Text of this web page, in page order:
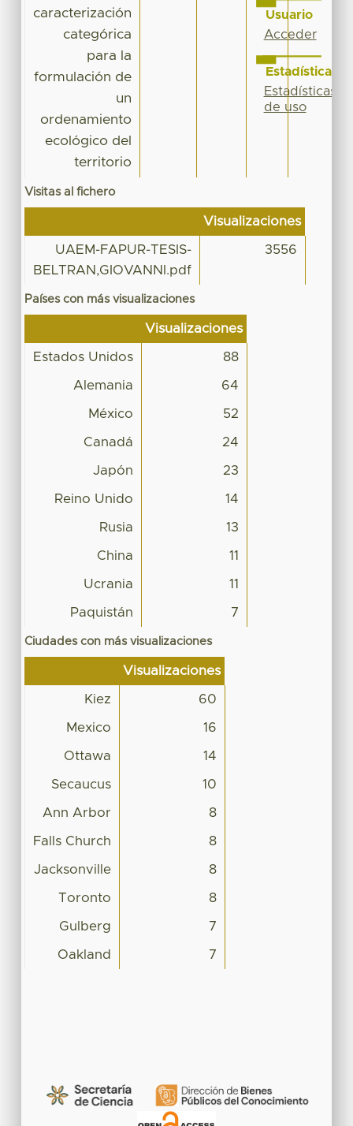
caracterización
categórica
para la
formulación de
un
ordenamiento
ecológico del
territorio
Visitas al fichero
Visualizaciones
UAEM-FAPUR-TESIS-
BELTRAN,GIOVANNI.pdf
3556
Países con más visualizaciones
Visualizaciones
Estados Unidos 88
Alemania 64
México 52
Canadá 24
Japón 23
Reino Unido 14
Rusia 13
China 11
Ucrania 11
Paquistán 7
Ciudades con más visualizaciones
Visualizaciones
Kiez 60
Mexico 16
Ottawa 14
Secaucus 10
Ann Arbor 8
Falls Church 8
Jacksonville 8
Toronto 8
Gulberg 7
Oakland 7
Usuario
Acceder
Estadísticas
Estadísticas
de uso